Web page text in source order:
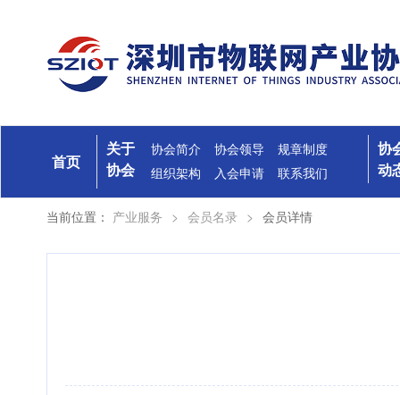
首页
关于
协会
协会简介 协会领导
规章制度
组织架构
入会申请 联系我们
协
动
当前位置： 产业服务 > 会员名录 > 会员详情